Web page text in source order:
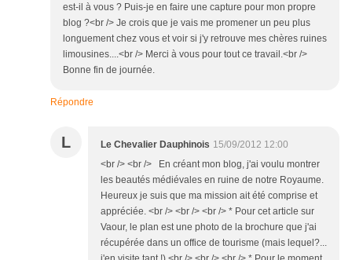
est-il à vous ? Puis-je en faire une capture pour mon propre
blog ?<br /> Je crois que je vais me promener un peu plus
longuement chez vous et voir si j'y retrouve mes chères ruines
limousines....<br /> Merci à vous pour tout ce travail.<br />
Bonne fin de journée.
Répondre
L Le Chevalier Dauphinois 15/09/2012 12:00
<br /> <br /> En créant mon blog, j'ai voulu montrer
les beautés médiévales en ruine de notre Royaume.
Heureux je suis que ma mission ait été comprise et
appréciée. <br /> <br /> <br /> * Pour cet article sur
Vaour, le plan est une photo de la brochure que j'ai
récupérée dans un office de tourisme (mais lequel?...